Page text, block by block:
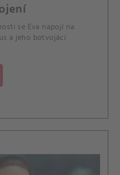
se Eva napojí na
a jeho botvojáci